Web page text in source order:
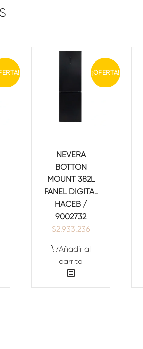
¡OFERTA!
NEVERA
BOTTON
MOUNT 382L
PANEL DIGITAL
HACEB /
9002732
$2,933,236
Añadir al
carrito